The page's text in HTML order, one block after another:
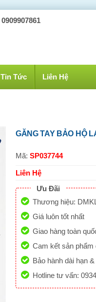
0909907861
Tin Tức Liên Hệ
GĂNG TAY BẢO HỘ
Mã: SP037744
Liên Hệ
Ưu Đãi
Thương hiệu:
Giá luôn tốt nhất
Giao hàng toàn
Cam kết sản phẩm
Bảo hành dài hạn
Hotline tư vấn: